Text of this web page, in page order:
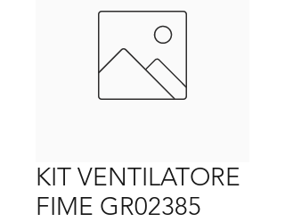
KIT VENTILATORE
FIME GR02385